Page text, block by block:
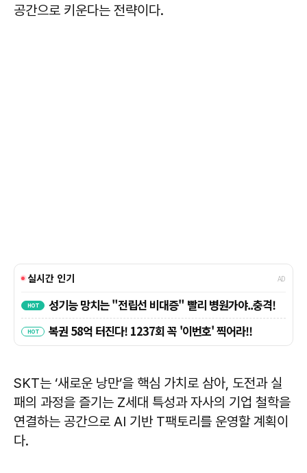
공간으로 키운다는 전략이다.
SKT는 ‘새로운 낭만’을 핵심 가치로 삼아, 도전과 실
패의 과정을 즐기는 Z세대 특성과 자사의 기업 철학을
연결하는 공간으로 AI 기반 T팩토리를 운영할 계획이
다.